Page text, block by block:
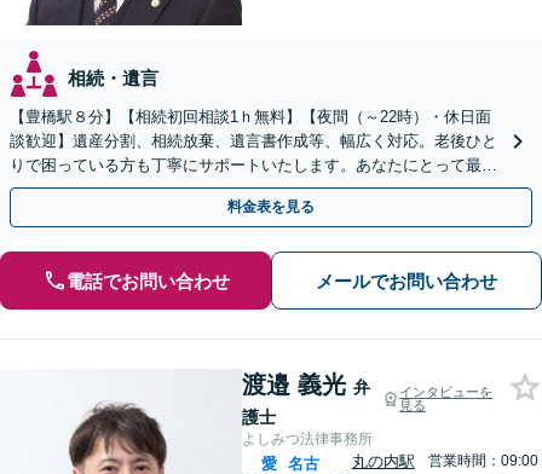
相続・遺言
【豊橋駅８分】【相続初回相談1ｈ無料】【夜間（～22時）・休日面
談歓迎】遺産分割、相続放棄、遺言書作成等、幅広く対応。老後ひと
りで困っている方も丁寧にサポートいたします。あなたにとって最善
の方法を提案しています。お気軽にご相談ください。
料金表を見る
電話でお問い合わせ メールでお問い合わせ
渡邉 義光 弁
護士
インタビューを
見る
よしみつ法律事務所
愛 名古
丸の内駅
営業時間：09:00